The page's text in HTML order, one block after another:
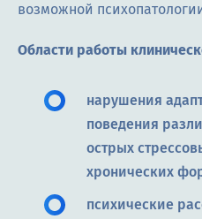
возможной
Области работы
нарушения
поведения
острых
хронических
психические